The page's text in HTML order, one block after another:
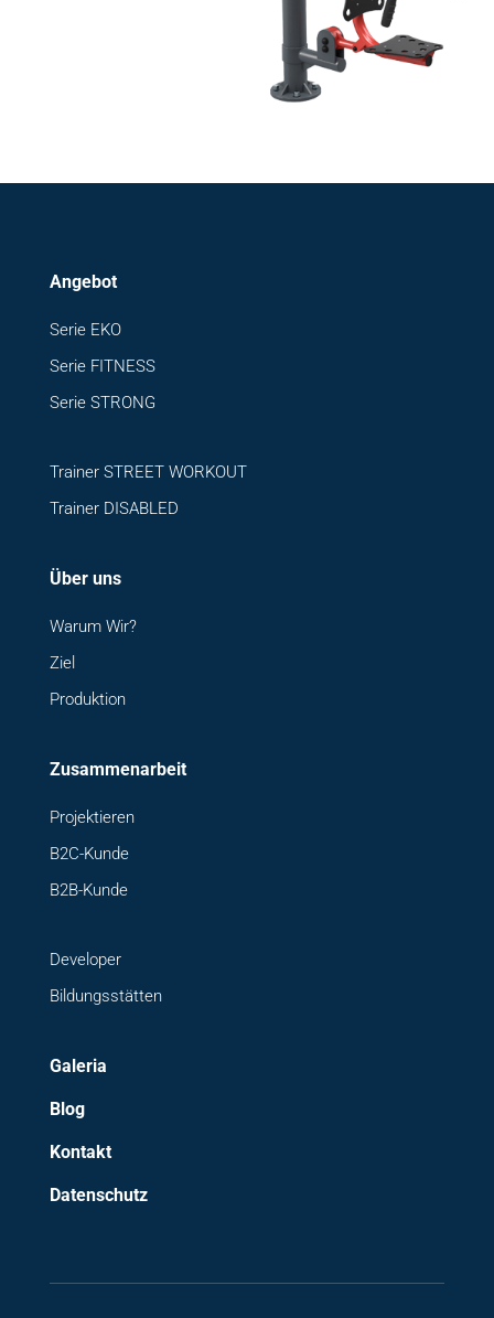
Angebot
Serie EKO
Serie FITNESS
Serie STRONG
Trainer STREET WORKOUT
Trainer DISABLED
Über uns
Warum Wir?
Ziel
Produktion
Zusammenarbeit
Projektieren
B2C-Kunde
B2B-Kunde
Developer
Bildungsstätten
Galeria
Blog
Kontakt
Datenschutz